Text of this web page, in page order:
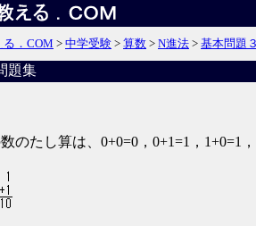
．COM > 中学受験 > 算数 > N進法 > 基本問題
題集
のたし算は、0+0=0，0+1=1，1+0=1